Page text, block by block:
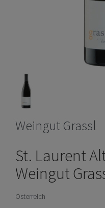
Weingut Grassl
St. Laurent
Weingut
Österreich